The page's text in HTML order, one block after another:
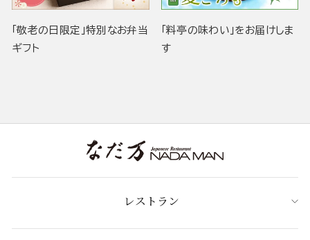
「敬老の日限定」特別なお弁当
ギフト
「料亭の味わい」をお届けしま
す
レストラン